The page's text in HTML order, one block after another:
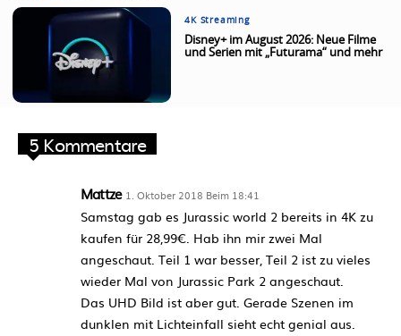
4K Streaming
Disney+ im August 2026: Neue Filme
und Serien mit „Futurama“ und mehr
5 Kommentare
Mattze 1. Oktober 2018 Beim 18:41
Samstag gab es Jurassic world 2 bereits in 4K zu
kaufen für 28,99€. Hab ihn mir zwei Mal
angeschaut. Teil 1 war besser, Teil 2 ist zu vieles
wieder Mal von Jurassic Park 2 angeschaut.
Das UHD Bild ist aber gut. Gerade Szenen im
dunklen mit Lichteinfall sieht echt genial aus.